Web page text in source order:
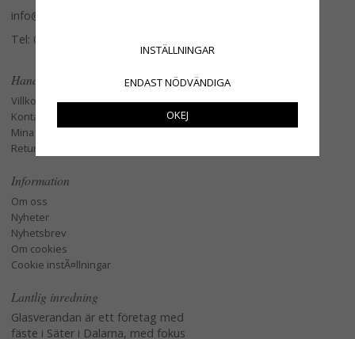
info@glasverandan.se
Tel: 079-3495968
Handla
Villkor
Kontakta oss
Mina favoriter
Retur och Reklamation
Information
Om oss
Nyheter
Nyhetsbrev
Om cookies
Cookie instÃ¤llningar
Lantlig inredning
Glasverandan är ett företag med
fäste i Säter i Dalarna, med fokus
INSTÄLLNINGAR
ENDAST NÖDVÄNDIGA
OKEJ